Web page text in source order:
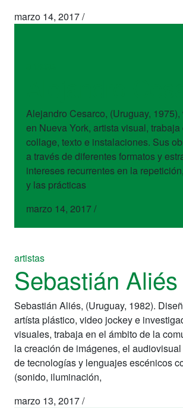
marzo 14, 2017/
Alejandro Cesarco, (Uruguay,
en Nueva York, artista visual,
collage, texto e instalaciones. Sus
a través de diferentes formatos y
intereses recurrentes en la
y las prácticas
marzo 14, 2017/
artistas
Sebastián Aliés
Sebastián Aliés, (Uruguay, 1982).
artísta plástico, video jockey e
visuales, trabaja en el ámbito de la
la creación de imágenes, el
de tecnologías y lenguajes escénicos
(sonido, iluminación,
marzo 13, 2017/